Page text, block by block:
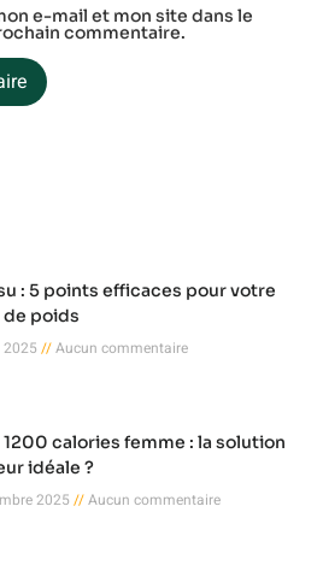
e-mail et mon site dans le
commentaire.
: 5 points efficaces pour votre
poids
Aucun commentaire
1200 calories femme : la solution
idéale ?
2025
Aucun commentaire